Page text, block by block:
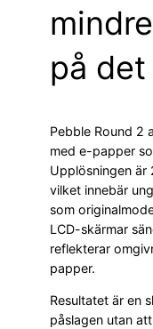
på det
Pebble Round 2
med e-papper
Upplösningen
vilket innebär
som
LCD-skärmar
reflekterar
papper.
Resultatet är en
påslagen utan